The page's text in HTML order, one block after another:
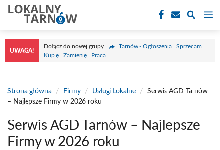
Przejdź
treści
UWAGA!
Dołącz do nowej grupy
Tarnów - Ogłoszenia | Sprzedam |
Kupię | Zamienię | Praca
Strona główna / Firmy / Usługi Lokalne /
Serwis AGD Tarnów
– Najlepsze Firmy w 2026 roku
Serwis AGD Tarnów – Najlepsze
Firmy w 2026 roku